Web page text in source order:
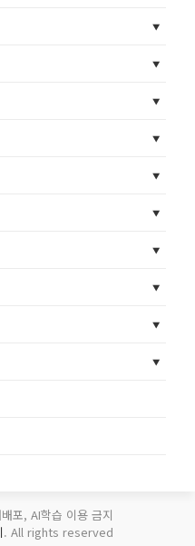
포, AI학습 이용 금지
. All rights reserved